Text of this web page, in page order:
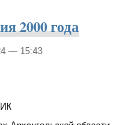
2000 года
— 15:43